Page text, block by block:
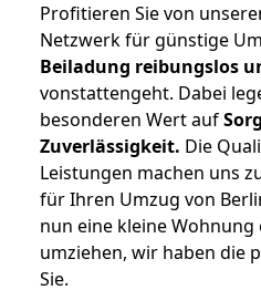
Profitieren Sie von
Netzwerk für günstige
Beiladung reibungslos
vonstattengeht. Dabei
besonderen Wert auf
Zuverlässigkeit. Die
Leistungen machen uns
für Ihren Umzug von
nun eine kleine
umziehen, wir haben die
Sie.